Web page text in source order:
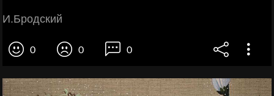
И.Бродский
0 0 0